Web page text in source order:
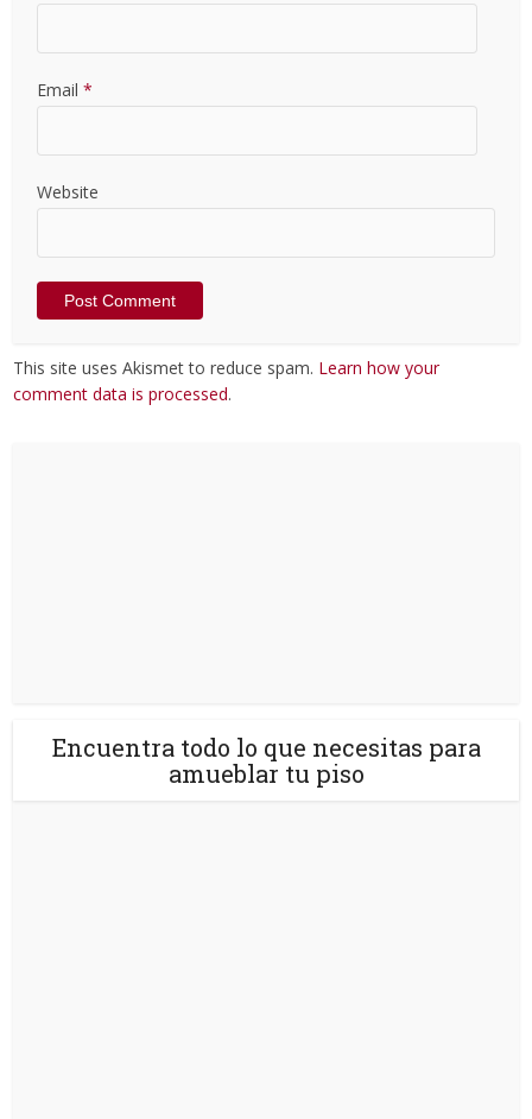
Email *
Website
This site uses Akismet to reduce spam. Learn how your
comment data is processed.
Encuentra todo lo que necesitas para
amueblar tu piso